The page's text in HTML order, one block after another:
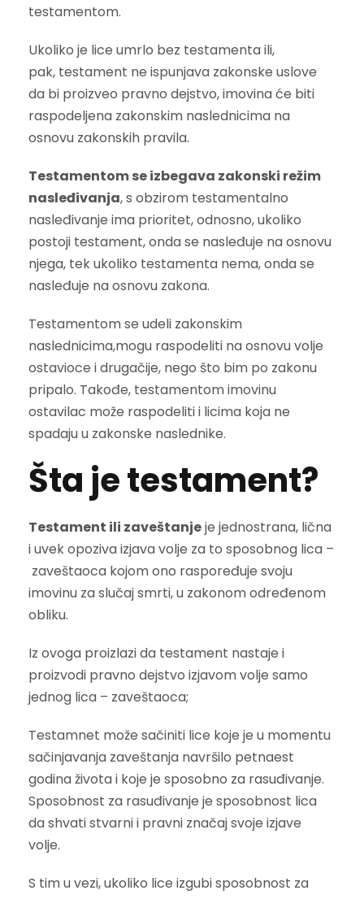
testamentom.
Ukoliko je lice umrlo bez testamenta ili,
pak, testament ne ispunjava zakonske uslove
da bi proizveo pravno dejstvo, imovina će biti
raspodeljena zakonskim naslednicima na
osnovu zakonskih pravila.
Testamentom se izbegava zakonski režim
nasleđivanja, s obzirom testamentalno
nasleđivanje ima prioritet, odnosno, ukoliko
postoji testament, onda se nasleđuje na osnovu
njega, tek ukoliko testamenta nema, onda se
nasleđuje na osnovu zakona.
Testamentom se udeli zakonskim
naslednicima,mogu raspodeliti na osnovu volje
ostavioce i drugačije, nego što bim po zakonu
pripalo. Takođe, testamentom imovinu
ostavilac može raspodeliti i licima koja ne
spadaju u zakonske naslednike.
Šta je testament?
Testament ili zaveštanjeje jednostrana, lična
i uvek opoziva izjava volje za to sposobnog lica –
zaveštaoca kojom ono raspoređuje svoju
imovinu za slučaj smrti, u zakonom određenom
obliku.
Iz ovoga proizlazi da testament nastaje i
proizvodi pravno dejstvo izjavom volje samo
jednog lica – zaveštaoca;
Testamnet može sačiniti lice koje je u momentu
sačinjavanja zaveštanja navršilo petnaest
godina života i koje je sposobno za rasuđivanje.
Sposobnost za rasuđivanje je sposobnost lica
da shvati stvarni i pravni značaj svoje izjave
volje.
S tim u vezi, ukoliko lice izgubi sposobnost za